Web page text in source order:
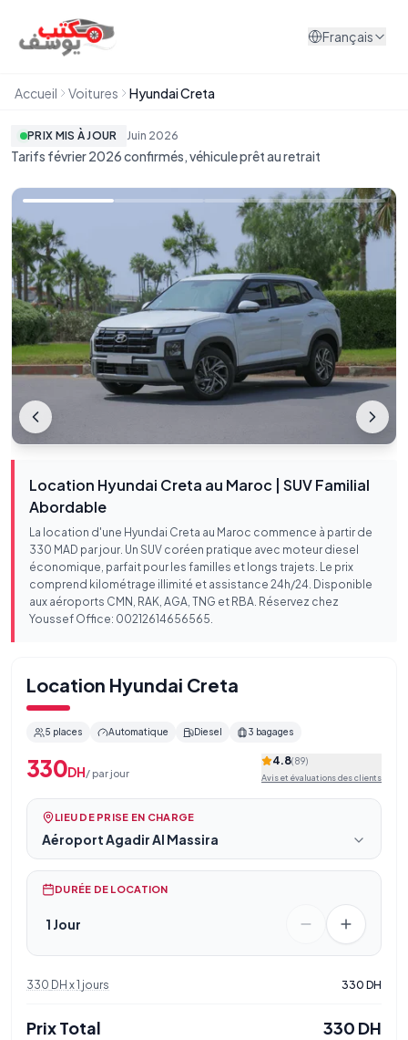
Français
Accueil Voitures Hyundai Creta
PRIX MIS À JOUR Juin 2026
Tarifs février 2026 confirmés, véhicule prêt au retrait
Location Hyundai Creta au Maroc | SUV Familial
Abordable
La location d'une Hyundai Creta au Maroc commence à partir de
330 MAD par jour. Un SUV coréen pratique avec moteur diesel
économique, parfait pour les familles et longs trajets. Le prix
comprend kilométrage illimité et assistance 24h/24. Disponible
aux aéroports CMN, RAK, AGA, TNG et RBA. Réservez chez
Youssef Office: 00212614656565.
Location Hyundai Creta
5 places Automatique Diesel 3 bagages
330DH/ par jour
4.8(89)
Avis et évaluations des clients
LIEU DE PRISE EN CHARGE
Aéroport Agadir Al Massira
DURÉE DE LOCATION
1 Jour
330 DH x1 jours 330 DH
Prix Total 330 DH